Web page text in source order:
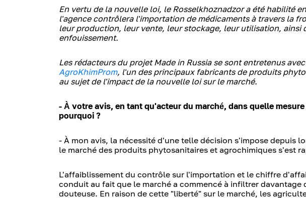
En vertu de la nouvelle loi, le Rosselkhoznadzor a été habilité
l'agence contrôlera l'importation de médicaments à travers la
leur production, leur vente, leur stockage, leur utilisation,
enfouissement.
Les rédacteurs du projet Made in Russia se sont entretenus
AgroKhimProm, l'un des principaux fabricants de produits
au sujet de l'impact de la nouvelle loi sur le marché.
- À votre avis, en tant qu'acteur du marché, dans quelle
pourquoi ?
- À mon avis, la nécessité d'une telle décision s'impose depuis
le marché des produits phytosanitaires et agrochimiques s'est
L'affaiblissement du contrôle sur l'importation et le chiffre
conduit au fait que le marché a commencé à infiltrer
douteuse. En raison de cette "liberté" sur le marché, les